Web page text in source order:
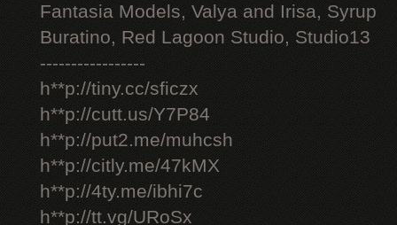
Fantasia Models, Valya and Irisa, Syrup
Buratino, Red Lagoon Studio, Studio13
-----------------
h**p://tiny.cc/sficzx
h**p://cutt.us/Y7P84
h**p://put2.me/muhcsh
h**p://citly.me/47kMX
h**p://4ty.me/ibhi7c
h**p://tt.vg/URoSx